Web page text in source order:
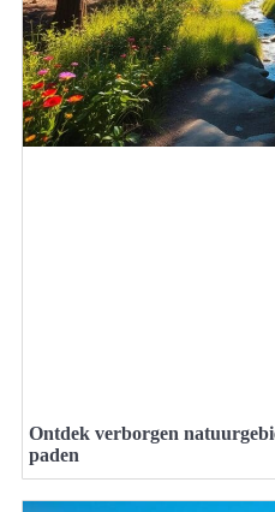
Ontdek verborgen
paden